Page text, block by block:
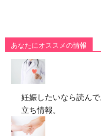
あなたにオススメの情報
妊娠したいなら読ん
立ち情報。